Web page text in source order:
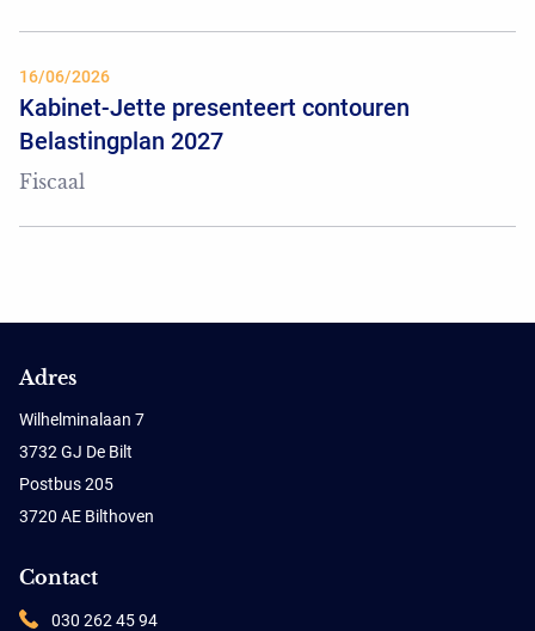
16/06/2026
Kabinet-Jette presenteert contouren
Belastingplan 2027
Fiscaal
Adres
Wilhelminalaan 7
3732 GJ De Bilt
Postbus 205
3720 AE Bilthoven
Contact
030 262 45 94